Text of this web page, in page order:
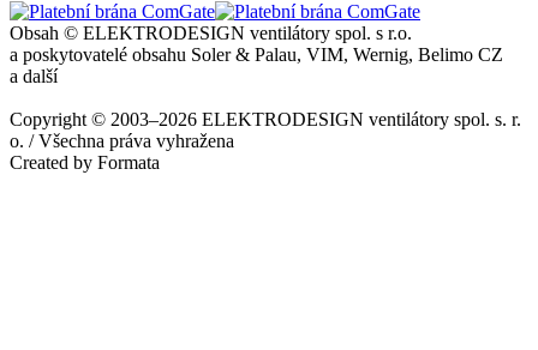
Obsah © ELEKTRODESIGN ventilátory spol. s r.o.
a poskytovatelé obsahu Soler & Palau, VIM, Wernig, Belimo CZ
a další
Copyright © 2003–2026 ELEKTRODESIGN ventilátory spol. s. r.
o. / Všechna práva vyhražena
Created by Formata